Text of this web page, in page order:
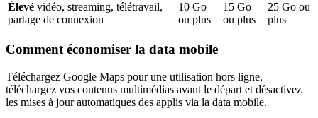
Élevé vidéo, streaming, télétravail,
partage de connexion
10 Go
ou plus
15 Go
ou plus
25 Go ou
plus
Comment économiser la data mobile
Téléchargez Google Maps pour une utilisation hors ligne,
téléchargez vos contenus multimédias avant le départ et désactivez
les mises à jour automatiques des applis via la data mobile.